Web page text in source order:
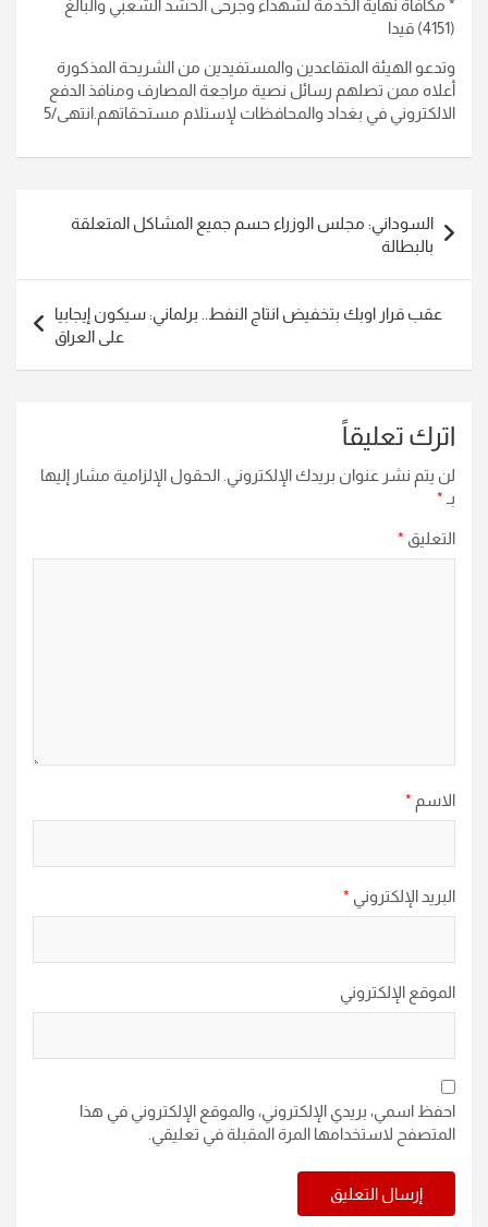
* مكافأة نهاية الخدمة لشهداء وجرحى الحشد الشعبي والبالغ
(4151) قيدا
وتدعو الهيئة المتقاعدين والمستفيدين من الشريحة المذكورة
أعلاه ممن تصلهم رسائل نصية مراجعة المصارف ومنافذ الدفع
الالكتروني في بغداد والمحافظات لإستلام مستحقاتهم.انتهى/5
المقالات
السوداني: مجلس الوزراء حسم جميع المشاكل المتعلقة
بالبطالة
عقب قرار اوبك بتخفيض انتاج النفط.. برلماني: سيكون إيجابيا
على العراق
اترك تعليقاً
لن يتم نشر عنوان بريدك الإلكتروني. الحقول الإلزامية مشار إليها
بـ *
التعليق *
الاسم *
البريد الإلكتروني *
الموقع الإلكتروني
احفظ اسمي، بريدي الإلكتروني، والموقع الإلكتروني في هذا
المتصفح لاستخدامها المرة المقبلة في تعليقي.